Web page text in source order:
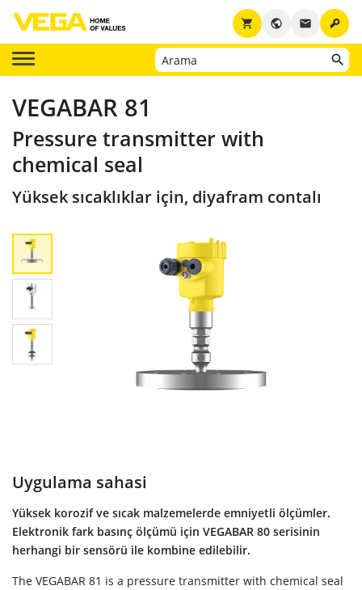
key
email
public
shopping_cart
VEGABAR 81
Pressure transmitter with
chemical seal
Yüksek sıcaklıklar için, diyafram contalı
Uygulama sahasi
Yüksek korozif ve sıcak malzemelerde emniyetli ölçümler.
Elektronik fark basınç ölçümü için VEGABAR 80 serisinin
herhangi bir sensörü ile kombine edilebilir.
The VEGABAR 81 is a pressure transmitter with chemical seal